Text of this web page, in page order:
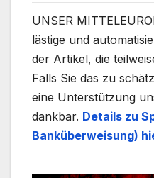
UNSER
lästige und
der Artikel, die
Falls Sie das zu
eine Unterstützung
dankbar. Details zu
Banküberweisung)